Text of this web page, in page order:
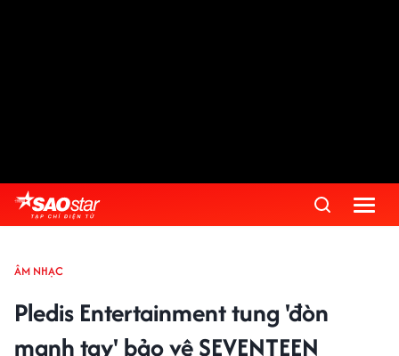
ÂM NHẠC
Pledis Entertainment tung 'đòn
mạnh tay' bảo vệ SEVENTEEN